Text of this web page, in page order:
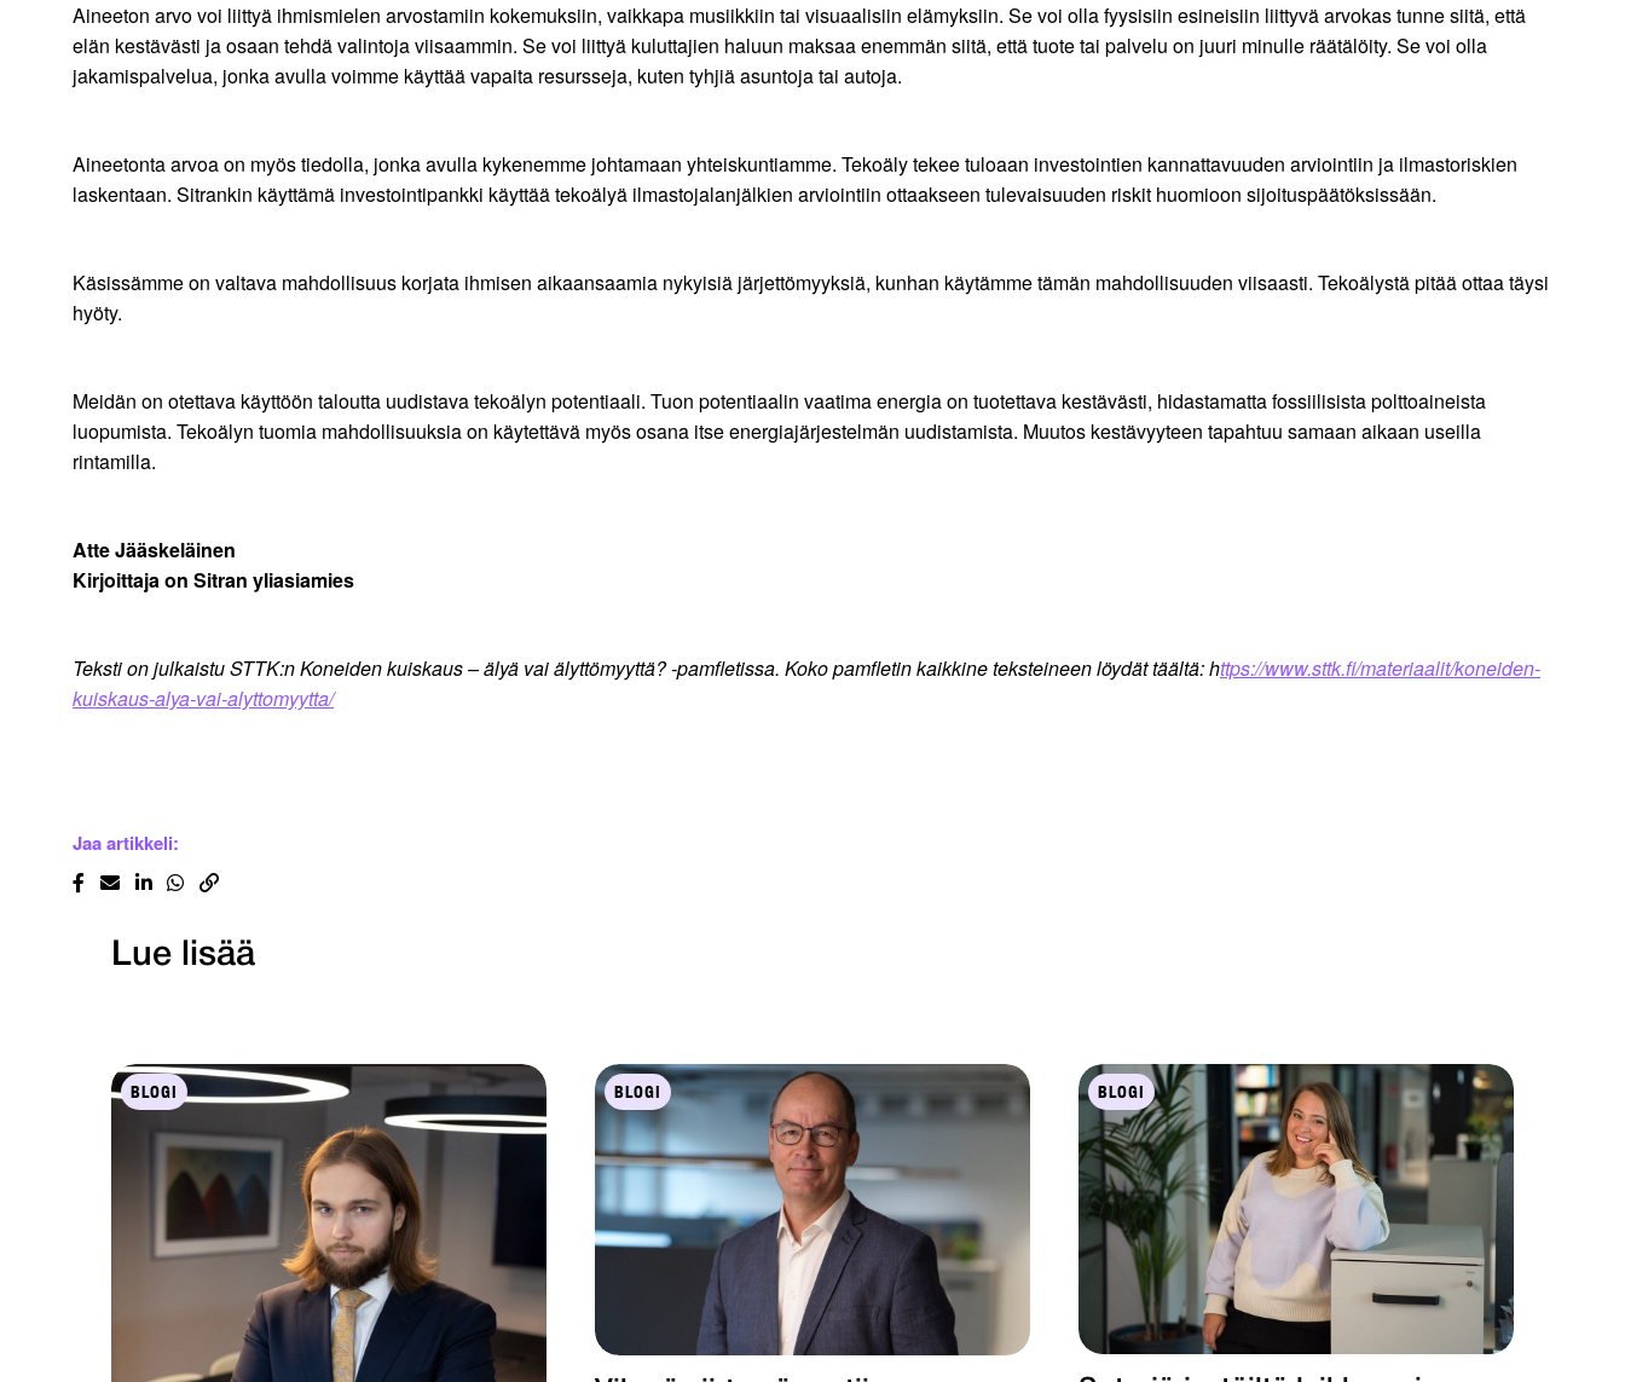
Aineeton arvo voi liittyä ihmismielen arvostamiin kokemuksiin, vaikkapa musiikkiin tai visuaalisiin elämyksiin. Se voi olla fyysisiin esineisiin liittyvä arvokas tunne siitä, että
elän kestävästi ja osaan tehdä valintoja viisaammin. Se voi liittyä kuluttajien haluun maksaa enemmän siitä, että tuote tai palvelu on juuri minulle räätälöity. Se voi olla
jakamispalvelua, jonka avulla voimme käyttää vapaita resursseja, kuten tyhjiä asuntoja tai autoja.
Aineetonta arvoa on myös tiedolla, jonka avulla kykenemme johtamaan yhteiskuntiamme. Tekoäly tekee tuloaan investointien kannattavuuden arviointiin ja ilmastoriskien
laskentaan. Sitrankin käyttämä investointipankki käyttää tekoälyä ilmastojalanjälkien arviointiin ottaakseen tulevaisuuden riskit huomioon sijoituspäätöksissään.
Käsissämme on valtava mahdollisuus korjata ihmisen aikaansaamia nykyisiä järjettömyyksiä, kunhan käytämme tämän mahdollisuuden viisaasti. Tekoälystä pitää ottaa täysi
hyöty.
Meidän on otettava käyttöön taloutta uudistava tekoälyn potentiaali. Tuon potentiaalin vaatima energia on tuotettava kestävästi, hidastamatta fossiilisista polttoaineista
luopumista. Tekoälyn tuomia mahdollisuuksia on käytettävä myös osana itse energiajärjestelmän uudistamista. Muutos kestävyyteen tapahtuu samaan aikaan useilla
rintamilla.
Atte Jääskeläinen
Kirjoittaja on Sitran yliasiamies
Teksti on julkaistu STTK:n Koneiden kuiskaus – älyä vai älyttömyyttä? -pamfletissa. Koko pamfletin kaikkine teksteineen löydät täältä: https://www.sttk.fi/materiaalit/koneiden-
kuiskaus-alya-vai-alyttomyytta/
Jaa artikkeli:
Lue lisää
BLOGI BLOGI BLOGI